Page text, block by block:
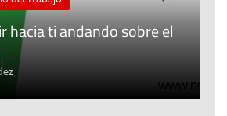
hacia ti andando sobre el